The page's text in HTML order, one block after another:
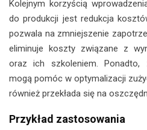
Kolejnym korzyścią
do produkcji jest redukcja
pozwala na zmniejszenie
eliminuje koszty związane z
oraz ich szkoleniem. Ponadto,
mogą pomóc w optymalizacji
również przekłada się na
Przykład zastosowania